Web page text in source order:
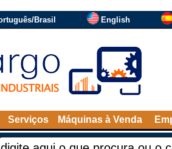
Brasil English
Serviços Máquinas à Venda